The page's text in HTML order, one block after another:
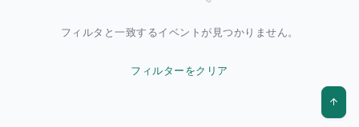
フィルタと一致するイベントが見つかりません。
フィルターをクリア